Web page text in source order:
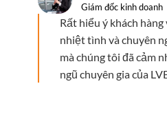
Giám đốc kinh doanh
Rất hiểu ý khách
nhiệt tình và chuyên
mà chúng tôi đã cảm
ngũ chuyên gia của